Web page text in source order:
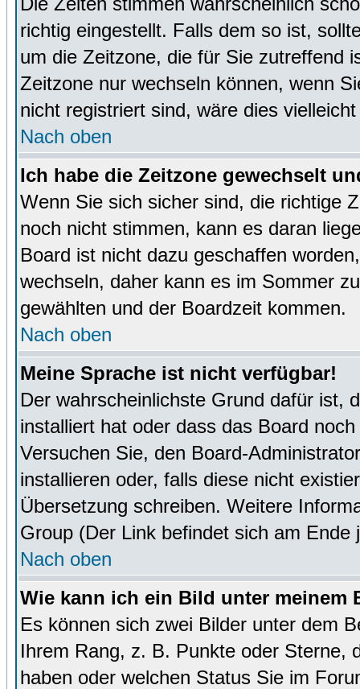
richtig eingestellt. Falls dem so ist,
um die Zeitzone, die für Sie zutreffend
Zeitzone nur wechseln können, wenn
nicht registriert sind, wäre dies
Nach oben
Ich habe die Zeitzone gewechselt
Wenn Sie sich sicher sind, die richtige
noch nicht stimmen, kann es daran
Board ist nicht dazu geschaffen
wechseln, daher kann es im Sommer
gewählten und der Boardzeit kommen.
Nach oben
Meine Sprache ist nicht verfügbar!
Der wahrscheinlichste Grund dafür ist,
installiert hat oder dass das Board
Versuchen Sie, den Board-
installieren oder, falls diese nicht
Übersetzung schreiben. Weitere
Group (Der Link befindet sich am Ende
Nach oben
Wie kann ich ein Bild unter meinem
Es können sich zwei Bilder unter dem
Ihrem Rang, z. B. Punkte oder Sterne,
haben oder welchen Status Sie im